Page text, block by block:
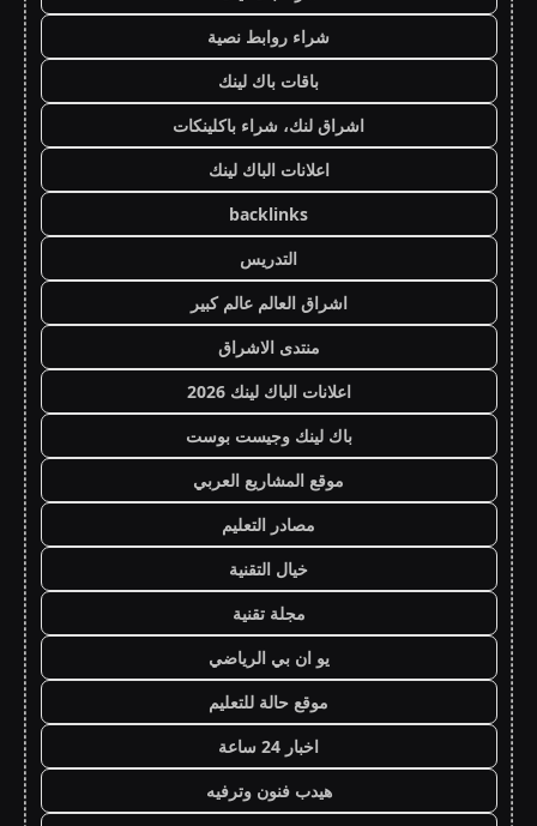
شراء روابط نصية
باقات باك لينك
اشراق لنك، شراء باكلينكات
اعلانات الباك لينك
backlinks
التدريس
اشراق العالم عالم كبير
منتدى الاشراق
اعلانات الباك لينك 2026
باك لينك وجيست بوست
موقع المشاريع العربي
مصادر التعليم
خيال التقنية
مجلة تقنية
يو ان بي الرياضي
موقع حالة للتعليم
اخبار 24 ساعة
هيدب فنون وترفيه